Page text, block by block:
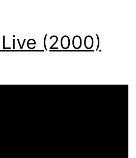
(2000)